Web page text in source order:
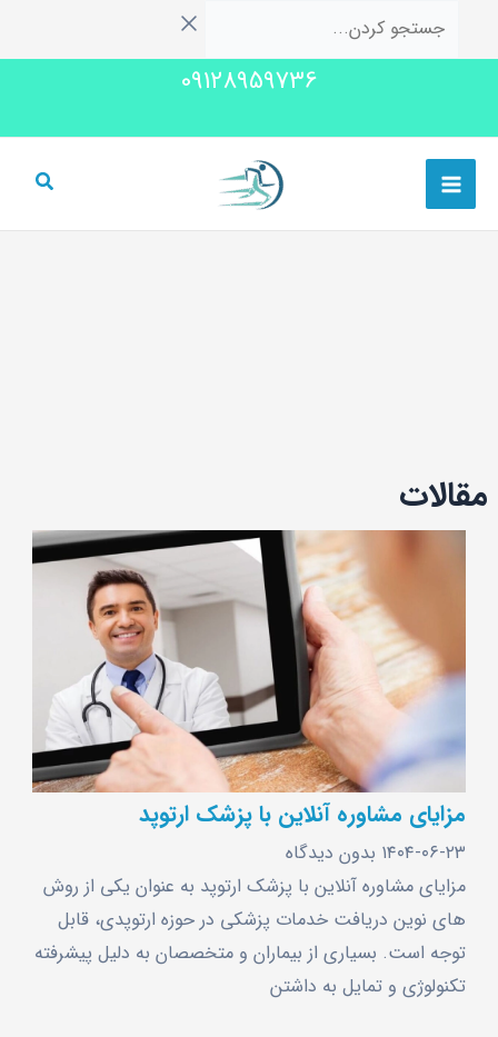
09128959736
Main
Menu
مقالات
مزایای مشاوره آنلاین با پزشک ارتوپد
۱۴۰۴-۰۶-۲۳ بدون دیدگاه
مزایای مشاوره آنلاین با پزشک ارتوپد به عنوان یکی از روش
‌های نوین دریافت خدمات پزشکی در حوزه ارتوپدی، قابل
توجه است. بسیاری از بیماران و متخصصان به دلیل پیشرفته
تکنولوژی و تمایل به داشتن